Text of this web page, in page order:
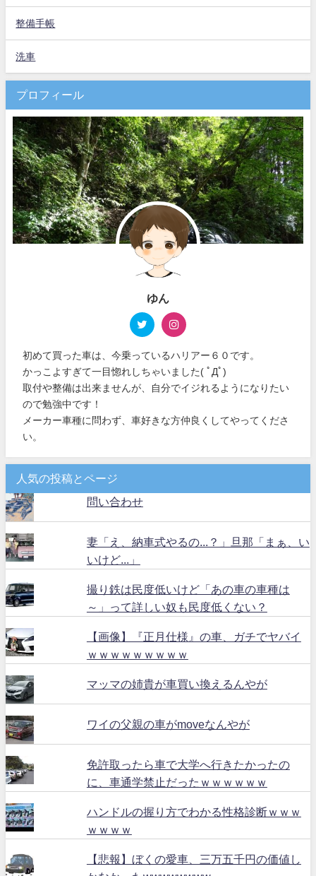
整備手帳
洗車
プロフィール
ゆん
初めて買った車は、今乗っているハリアー６０です。
かっこよすぎて一目惚れしちゃいました( ﾟДﾟ)
取付や整備は出来ませんが、自分でイジれるようになりたい
ので勉強中です！
メーカー車種に問わず、車好きな方仲良くしてやってくださ
い。
人気の投稿とページ
問い合わせ
妻「え、納車式やるの...？」旦那「まぁ、い
いけど...」
撮り鉄は民度低いけど「あの車の車種は
～」って詳しい奴も民度低くない？
【画像】『正月仕様』の車、ガチでヤバイ
ｗｗｗｗｗｗｗｗｗ
マッマの姉貴が車買い換えるんやが
ワイの父親の車がmoveなんやが
免許取ったら車で大学へ行きたかったの
に、車通学禁止だったｗｗｗｗｗｗ
ハンドルの握り方でわかる性格診断ｗｗｗ
ｗｗｗｗ
【悲報】ぼくの愛車、三万五千円の価値し